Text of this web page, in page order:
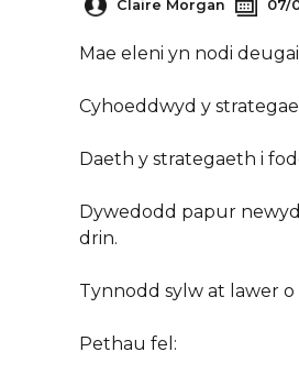
Claire Morgan 07/
Mae eleni yn nodi
Cyhoeddwyd y
Daeth y strategaeth i
Dywedodd papur
drin.
Tynnodd sylw at lawer
Pethau fel: